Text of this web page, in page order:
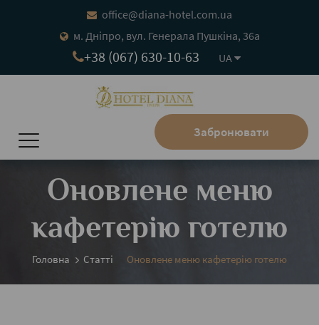
office@diana-hotel.com.ua
м. Дніпро, вул. Генерала Пушкіна, 36а
+38 (067) 630-10-63 UA
Забронювати
Оновлене меню
кафетерію готелю
Головна Статтi Оновлене меню кафетерію готелю